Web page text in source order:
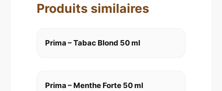
Produits similaires
Prima – Tabac Blond 50 ml
Prima – Menthe Forte 50 ml